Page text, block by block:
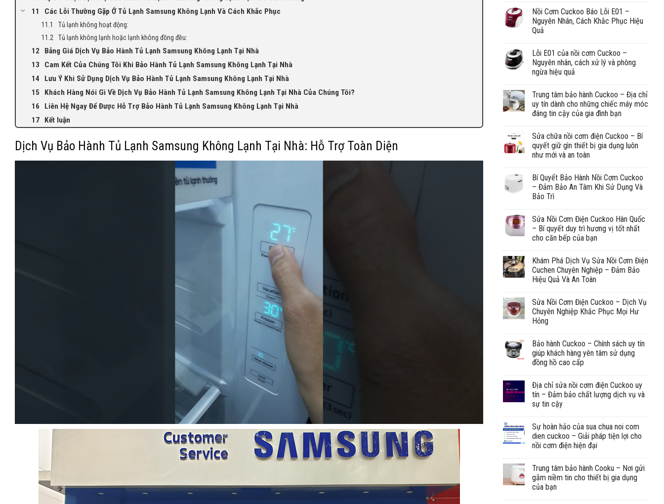
Các Lỗi Thường Gặp Ở Tủ Lạnh Samsung Không Lạnh Và Cách Khắc Phục
Tủ lạnh không hoạt động:
Tủ lạnh không lạnh hoặc lạnh không đồng đều:
Bảng Giá Dịch Vụ Bảo Hành Tủ Lạnh Samsung Không Lạnh Tại Nhà
Cam Kết Của Chúng Tôi Khi Bảo Hành Tủ Lạnh Samsung Không Lạnh Tại Nhà
Lưu Ý Khi Sử Dụng Dịch Vụ Bảo Hành Tủ Lạnh Samsung Không Lạnh Tại Nhà
Khách Hàng Nói Gì Về Dịch Vụ Bảo Hành Tủ Lạnh Samsung Không Lạnh Tại Nhà Của Chúng Tôi?
Liên Hệ Ngay Để Được Hỗ Trợ Bảo Hành Tủ Lạnh Samsung Không Lạnh Tại Nhà
Kết luận
Dịch Vụ Bảo Hành Tủ Lạnh Samsung Không Lạnh Tại Nhà: Hỗ Trợ Toàn Diện
Nồi Cơm Cuckoo Báo Lỗi E01 –
Nguyên Nhân, Cách Khắc Phục Hiệu
Quả
Lỗi E01 của nồi cơm Cuckoo –
Nguyên nhân, cách xử lý và phòng
ngừa hiệu quả
Trung tâm bảo hành Cuckoo – Địa chỉ
uy tín dành cho những chiếc máy móc
đáng tin cậy của gia đình bạn
Sửa chữa nồi cơm điện Cuckoo – Bí
quyết giữ gìn thiết bị gia dụng luôn
như mới và an toàn
Bí Quyết Bảo Hành Nồi Cơm Cuckoo
– Đảm Bảo An Tâm Khi Sử Dụng Và
Bảo Trì
Sửa Nồi Cơm Điện Cuckoo Hàn Quốc
– Bí quyết duy trì hương vị tốt nhất
cho căn bếp của bạn
Khám Phá Dịch Vụ Sửa Nồi Cơm Điện
Cuchen Chuyên Nghiệp – Đảm Bảo
Hiệu Quả Và An Toàn
Sửa Nồi Cơm Điện Cuckoo – Dịch Vụ
Chuyên Nghiệp Khắc Phục Mọi Hư
Hỏng
Bảo hành Cuckoo – Chính sách uy tín
giúp khách hàng yên tâm sử dụng
đồng hồ cao cấp
Địa chỉ sửa nồi cơm điện Cuckoo uy
tín – Đảm bảo chất lượng dịch vụ và
sự tin cậy
Sự hoàn hảo của sua chua noi com
dien cuckoo – Giải pháp tiện lợi cho
nồi cơm điện hiện đại
Trung tâm bảo hành Cooku – Nơi gửi
gắm niềm tin cho thiết bị gia dụng
của bạn